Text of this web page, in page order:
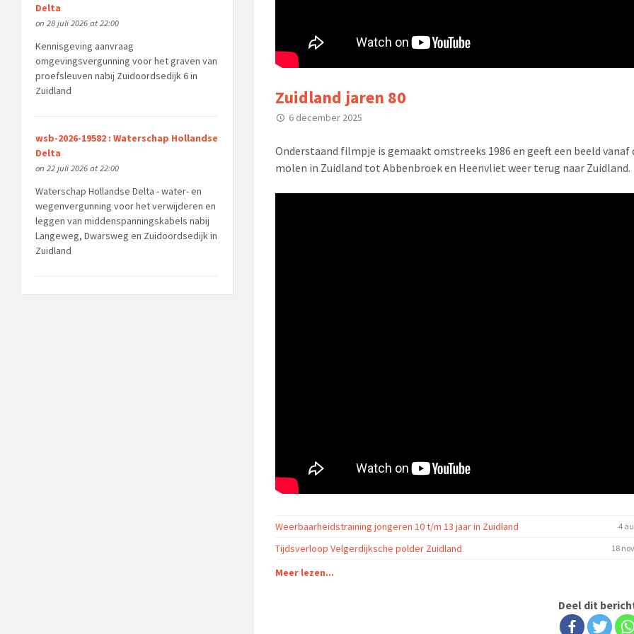
Zuidland jaren 80
6 december 2025
Onderstaand filmpje is gemaakt omstreeks 1986 en geeft een beeld vanaf
molen in Zuidland tot Abbenbroek en Heenvliet weer terug naar Zuidland.
Weerbaarheidstraining jongeren 10 t/m 13 jaar in Zuidland 4
Tijdsverloop Velgerdijksche polder Zuidland 18
Meer lezen...
Deel dit
Delta
on 28 juli 2026 at 22:00
Kennisgeving aanvraag
omgevingsvergunning voor het graven van
proefsleuven nabij Zuidoordsedijk 6 in
Zuidland
wsb-2026-19582 : Waterschap Hollandse
Delta
on 22 juli 2026 at 22:00
Waterschap Hollandse Delta - water- en
wegenvergunning voor het verwijderen en
leggen van middenspanningskabels nabij
Langeweg, Dwarsweg en Zuidoordsedijk in
Zuidland